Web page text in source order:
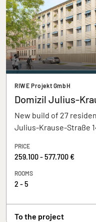
RIWE Projekt GmbH
Domizil Julius-
New build of 27
Julius-Krause-Straße
PRICE
259.100 - 577.700 €
ROOMS
2 - 5
To the project